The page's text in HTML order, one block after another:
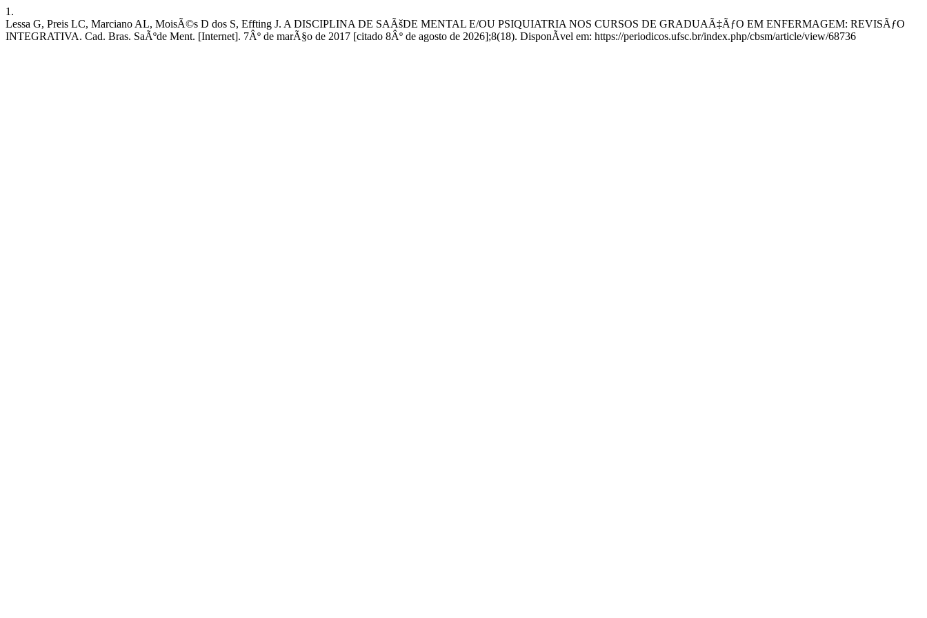
1.
Lessa G, Preis LC, Marciano AL, MoisÃ©s D dos S, Effting J. A DISCIPLINA DE SAÃšDE MENTAL E/OU PSIQUIATRIA NOS CURSOS DE GRADUAÃ‡ÃƒO EM ENFERMAGEM: REVISÃƒO
INTEGRATIVA. Cad. Bras. SaÃºde Ment. [Internet]. 7Âº de marÃ§o de 2017 [citado 8Âº de agosto de 2026];8(18). DisponÃ­vel em: https://periodicos.ufsc.br/index.php/cbsm/article/view/68736